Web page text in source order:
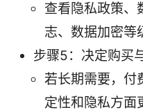
查看隐私政策、
志、数据加密等
步骤5：决定购买
若长期需要，付
定性和隐私方面